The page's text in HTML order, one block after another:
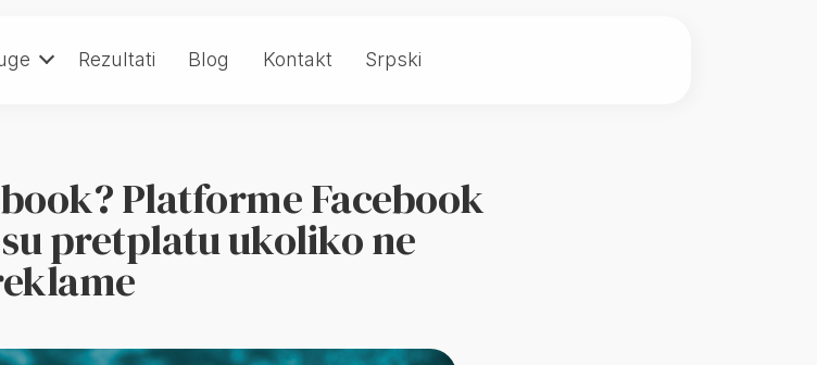
Rezultati Blog Kontakt Srpski
Platforme Facebook
pretplatu ukoliko ne